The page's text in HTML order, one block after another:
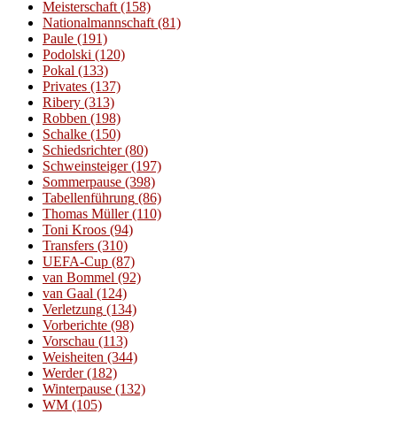
Meisterschaft (158)
Nationalmannschaft (81)
Paule (191)
Podolski (120)
Pokal (133)
Privates (137)
Ribery (313)
Robben (198)
Schalke (150)
Schiedsrichter(80)
Schweinsteiger(197)
Sommerpause (398)
Tabellenführung (86)
Thomas Müller(110)
Toni Kroos (94)
Transfers (310)
UEFA-Cup (87)
van Bommel (92)
van Gaal (124)
Verletzung (134)
Vorberichte (98)
Vorschau (113)
Weisheiten (344)
Werder(182)
Winterpause (132)
WM (105)